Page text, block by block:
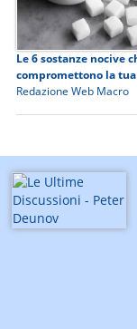
Le 6 sostanze nocive
compromettono la
Redazione Web Macro